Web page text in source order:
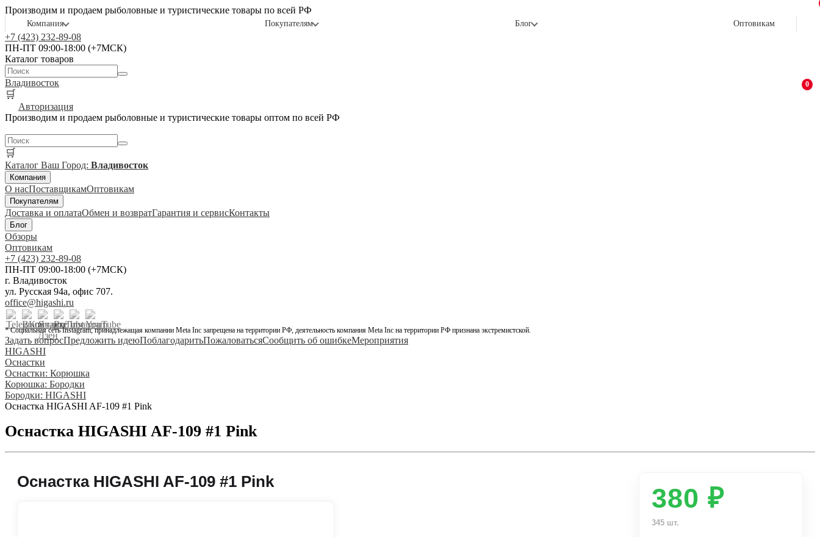
Производим и продаем рыболовные и туристические товары по всей РФ
Компания Покупателям Блог Оптовикам
+7 (423) 232-89-08
ПН-ПТ 09:00-18:00 (+7МСК)
Каталог товаров
Владивосток
🛒
0
Авторизация
Производим и продаем рыболовные и туристические товары оптом по всей РФ
🛒
Каталог Ваш Город: Владивосток
Компания
О насПоставщикамОптовикам
Покупателям
Доставка и оплатаОбмен и возвратГарантия и сервисКонтакты
Блог
Обзоры
Оптовикам
+7 (423) 232-89-08
ПН-ПТ 09:00-18:00 (+7МСК)
г. Владивосток
ул. Русская 94а, офис 707.
office@higashi.ru
* Социальная сеть Instagram, принадлежащая компании Meta Inc запрещена на территории РФ, деятельность компания Meta Inc на территории РФ признана экстремистской.
Задать вопросПредложить идеюПоблагодаритьПожаловатьсяСообщить об ошибкеМероприятия
HIGASHI
Оснастки
Оснастки: Корюшка
Корюшка: Бородки
Бородки: HIGASHI
Оснастка HIGASHI AF-109 #1 Pink
Оснастка HIGASHI AF-109 #1 Pink
Оснастка HIGASHI AF-109 #1 Pink
380 ₽
345 шт.